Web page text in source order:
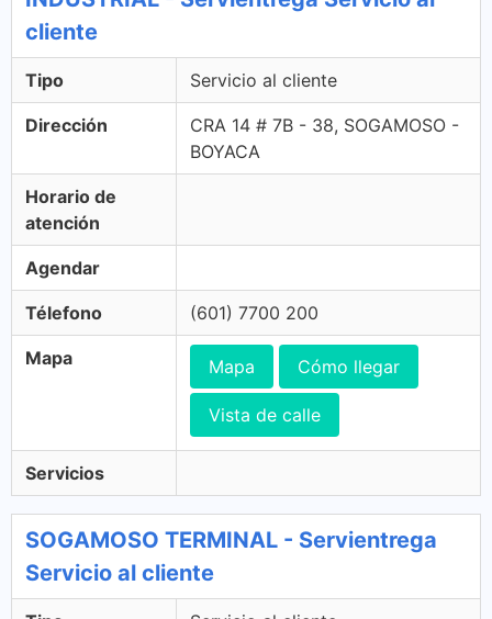
cliente
Tipo Servicio al cliente
Dirección
CRA 14 # 7B - 38, SOGAMOSO -
BOYACA
Horario de
atención
Agendar
Télefono (601) 7700 200
Mapa Mapa Cómo llegar
Vista de calle
Servicios
SOGAMOSO TERMINAL - Servientrega
Servicio al cliente